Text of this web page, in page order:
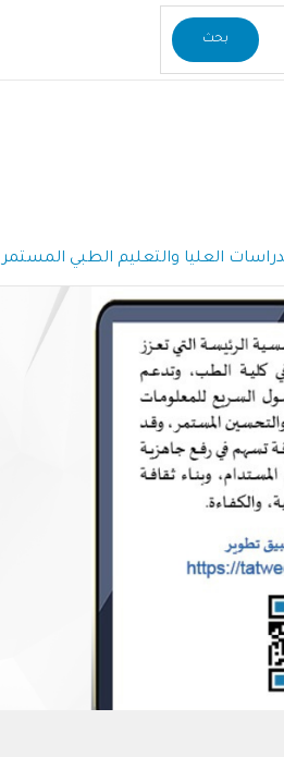
العليا والتعليم الطبي المستمر